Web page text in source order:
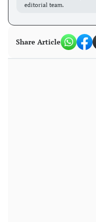
editorial team.
Share Article